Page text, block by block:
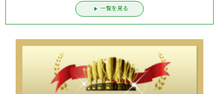
一覧を見る